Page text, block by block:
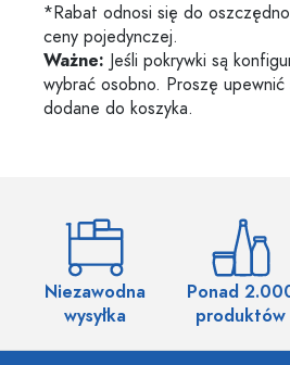
*Rabat odnosi się do
ceny pojedynczej.
Ważne: Jeśli pokrywki są
wybrać osobno. Proszę upewnić
dodane do koszyka.
Niezawodna
wysyłka
Ponad
produktów